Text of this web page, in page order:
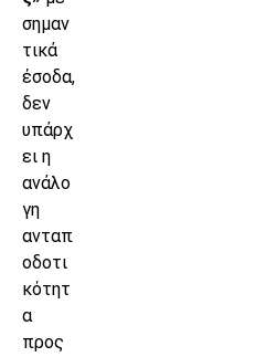
σημαν
τικά
έσοδα,
δεν
υπάρχ
ει η
ανάλο
γη
ανταπ
οδοτι
κότητ
α
προς